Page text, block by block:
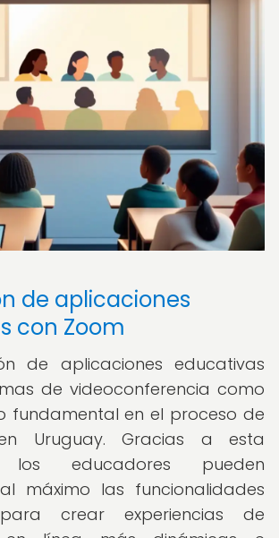
de aplicaciones
con Zoom
de aplicaciones educativas
de videoconferencia como
fundamental en el proceso de
Uruguay. Gracias a esta
los educadores pueden
máximo las funcionalidades
crear experiencias de